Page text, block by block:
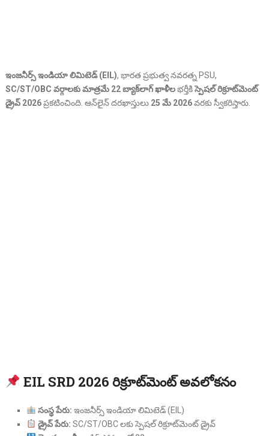
ఇంజనీర్స్ ఇండియా లిమిటెడ్ (EIL), భారత ప్రభుత్వ నవరత్న PSU,
SC/ST/OBC వర్గాలకు మాత్రమే 22 బ్యాక్‌లాగ్ ఖాళీలభర్తీకిస్పెషల్ రిక్రూట్‌మెంట్
డ్రైవ్ 2026ప్రకటించింది. ఆన్‌లైన్ దరఖాస్తులు 25 మే 2026వరకు స్వీకరిస్తారు.
EIL SRD 2026 రిక్రూట్‌మెంట్ అవలోకనం
సంస్థ పేరు: ఇంజనీర్స్ ఇండియా లిమిటెడ్ (EIL)
డ్రైవ్ పేరు: SC/ST/OBC లకు స్పెషల్ రిక్రూట్‌మెంట్ డ్రైవ్